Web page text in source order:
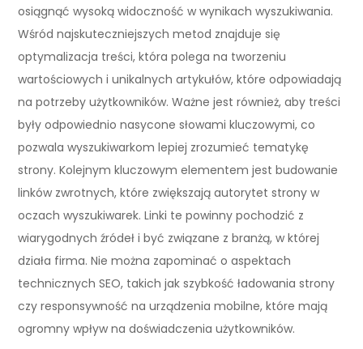
osiągnąć wysoką widoczność w wynikach wyszukiwania.
Wśród najskuteczniejszych metod znajduje się
optymalizacja treści, która polega na tworzeniu
wartościowych i unikalnych artykułów, które odpowiadają
na potrzeby użytkowników. Ważne jest również, aby treści
były odpowiednio nasycone słowami kluczowymi, co
pozwala wyszukiwarkom lepiej zrozumieć tematykę
strony. Kolejnym kluczowym elementem jest budowanie
linków zwrotnych, które zwiększają autorytet strony w
oczach wyszukiwarek. Linki te powinny pochodzić z
wiarygodnych źródeł i być związane z branżą, w której
działa firma. Nie można zapominać o aspektach
technicznych SEO, takich jak szybkość ładowania strony
czy responsywność na urządzenia mobilne, które mają
ogromny wpływ na doświadczenia użytkowników.